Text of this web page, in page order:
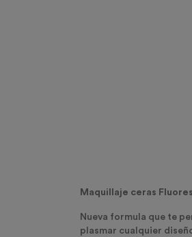
Maquillaje ceras
Nueva formula que te
plasmar cualquier